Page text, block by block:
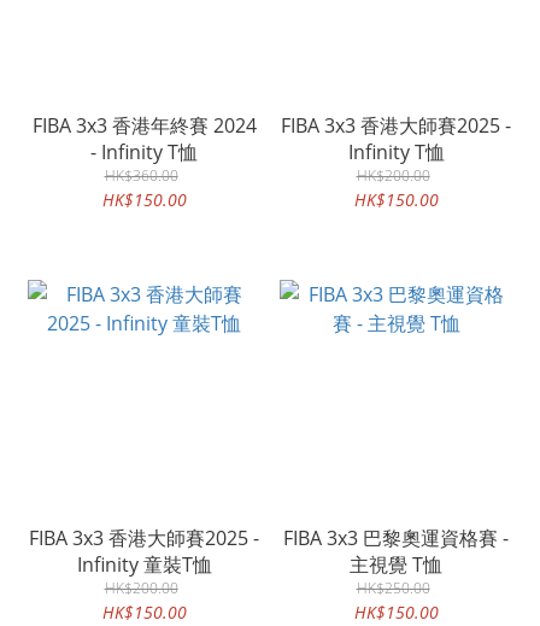
FIBA 3x3 香港年終賽 2024
- Infinity T恤
HK$360.00
HK$150.00
FIBA 3x3 香港大師賽2025 -
Infinity T恤
HK$200.00
HK$150.00
FIBA 3x3 香港大師賽2025 -
Infinity 童裝T恤
HK$200.00
HK$150.00
FIBA 3x3 巴黎奧運資格賽 -
主視覺 T恤
HK$250.00
HK$150.00